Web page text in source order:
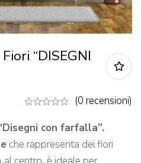
“DISEGNI
(0 recensioni)
con farfalla”.
che rappresenta dei fiori